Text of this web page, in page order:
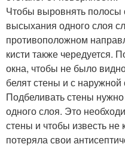
Чтобы выровнять полосы
высыхания одного слоя
противоположном
кисти также чередуется.
окна, чтобы не было
белят стены и с
Подбеливать стены
одного слоя. Это
стены и чтобы известь не
потеряла свои